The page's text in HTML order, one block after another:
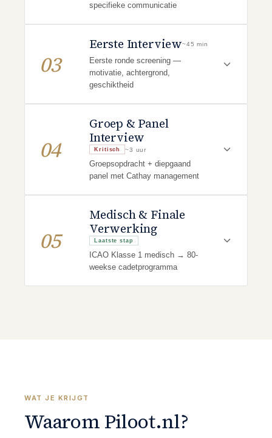
specifieke communicatie
03
Eerste Interview~45 min
Eerste ronde screening —
motivatie, achtergrond,
geschiktheid
04
Groep & Panel
Interview
Kritisch ~3 uur
Groepsopdracht + diepgaand
panel met Cathay management
05
Medisch & Finale
Verwerking
Laatste stap
ICAO Klasse 1 medisch → 80-
weekse cadetprogramma
WAT JE KRIJGT
Waarom Piloot.nl?